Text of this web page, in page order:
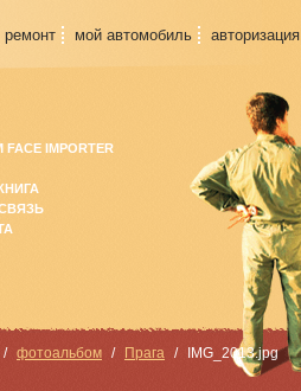
ремонт мой автомобиль авторизация
FACE IMPORTER
фотоальбом Прага IMG_2013.jpg